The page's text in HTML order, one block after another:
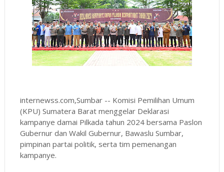
internewss.com,Sumbar -- Komisi Pemilihan Umum
(KPU) Sumatera Barat menggelar Deklarasi
kampanye damai Pilkada tahun 2024 bersama Paslon
Gubernur dan Wakil Gubernur, Bawaslu Sumbar,
pimpinan partai politik, serta tim pemenangan
kampanye.